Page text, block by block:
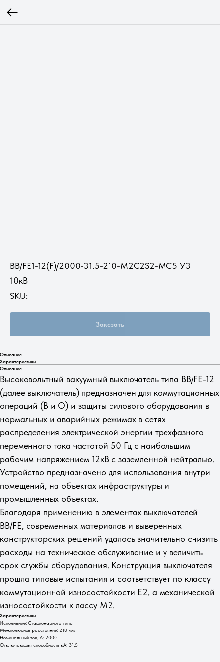
ВВ/FE1-12(F)/2000-31.5-210-M2C2S2-MC5 У3
10кВ
SKU:
Заказать
Описание
Характеристики
Описание
Высоковольтный вакуумный выключатель типа ВВ/FE-12
(далее выключатель) предназначен для коммутационных
операций (В и О) и защиты силового оборудования в
нормальных и аварийных режимах в сетях
распределения электрической энергии трехфазного
переменного тока частотой 50 Гц c наибольшим
рабочим напряжением 12кВ с заземленной нейтралью.
Устройство предназначено для использования внутри
помещений, на объектах инфраструктуры и
промышленных объектах.
Благодаря применению в элементах выключателей
BB/FE, современных материалов и выверенных
конструкторских решений удалось значительно снизить
расходы на техническое обслуживание и у величить
срок службы оборудования. Конструкция выключателя
прошла типовые испытания и соответствует по классу
коммутационной износостойкости Е2, а механической
износостойкости к лассу М2.
Характеристики
Исполнение: Стационарного типа
Межполюсное расстояние: 210 мм
Номинальный ток, А: 2000
Отключающая способность кА: 31,5